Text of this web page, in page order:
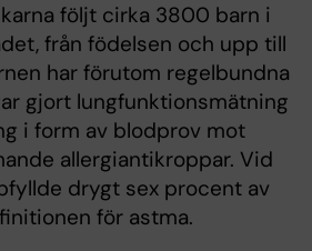
följt cirka 3800 barn i
från födelsen och upp till
har förutom regelbundna
gjort lungfunktionsmätning
i form av blodprov mot
allergiantikroppar. Vid
drygt sex procent av
för astma.